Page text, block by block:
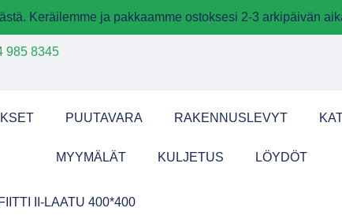
Keräilemme ja pakkaamme ostoksesi 2-3 arkipäivän
985 8345
PUUTAVARA RAKENNUSLEVYT
MYYMÄLÄT KULJETUS LÖYDÖT
II-LAATU 400*400